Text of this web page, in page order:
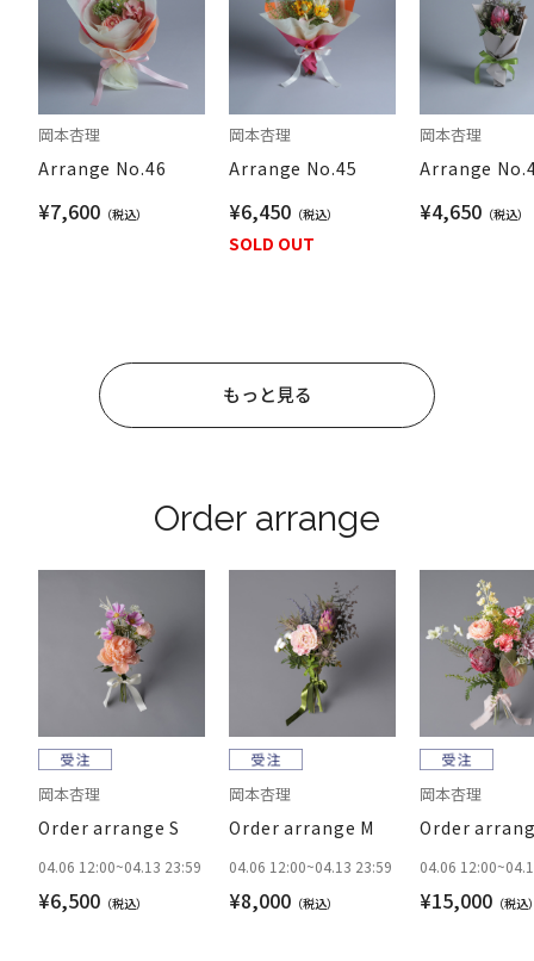
岡本杏理
Arrange No.46
¥7,600
SOLD OUT
岡本杏理
Arrange No.45
¥6,450
岡本杏理
Arrange
¥4,650
もっと見る
Order arrange
岡本杏理
Order arrange S
04.06 12:00~04.13 23:59
¥6,500
岡本杏理
Order arrange M
04.06 12:00~04.13 23:59
¥8,000
岡本杏理
Order
04.06 12:00~
¥15,000